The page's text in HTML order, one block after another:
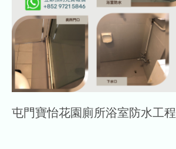
屯門寶怡花園廁所浴室防水工程